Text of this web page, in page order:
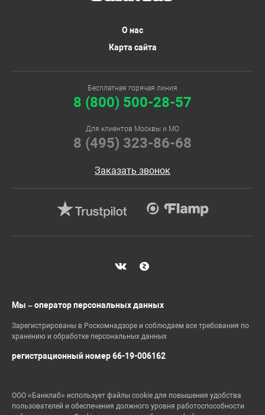
О нас
Карта сайта
Бесплатная горячая линия
8 (800) 500-28-57
Для клиентов Москвы и МО
8 (495) 323-86-68
Заказать звонок
Мы – оператор персональных данных
Зарегистрированы в Роскомнадзоре и соблюдаем все требования по
хранению и обработке персональных данных
регистрационный номер 66-19-006162
ООО «Банклаб» использует файлы cookie для повышения удобства
пользователей и обеспечения должного уровня работоспособности